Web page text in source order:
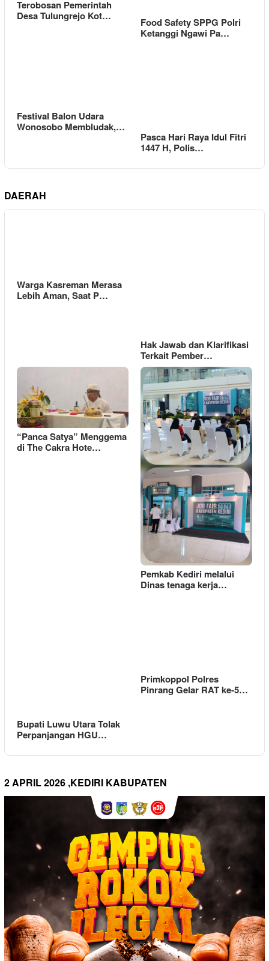
Terobosan Pemerintah
Desa Tulungrejo Kot…
Food Safety SPPG Polri
Ketanggi Ngawi Pa…
Festival Balon Udara
Wonosobo Membludak,…
Pasca Hari Raya Idul Fitri
1447 H, Polis…
DAERAH
Warga Kasreman Merasa
Lebih Aman, Saat P…
Hak Jawab dan Klarifikasi
Terkait Pember…
“Panca Satya” Menggema
di The Cakra Hote…
Pemkab Kediri melalui
Dinas tenaga kerja…
Bupati Luwu Utara Tolak
Perpanjangan HGU…
Primkoppol Polres
Pinrang Gelar RAT ke-5…
2 APRIL 2026 ,KEDIRI KABUPATEN